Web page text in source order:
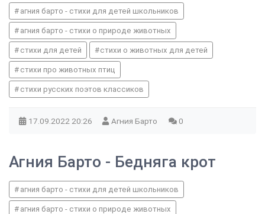
агния барто - стихи для детей школьников
агния барто - стихи о природе животных
стихи для детей стихи о животных для детей
стихи про животных птиц
стихи русских поэтов классиков
17.09.2022 20:26 Агния Барто 0
Агния Барто - Бедняга крот
агния барто - стихи для детей школьников
агния барто - стихи о природе животных